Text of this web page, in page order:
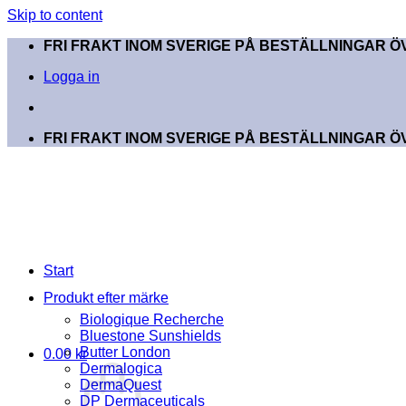
Skip to content
FRI FRAKT INOM SVERIGE PÅ BESTÄLLNINGAR
Logga in
FRI FRAKT INOM SVERIGE PÅ BESTÄLLNINGAR
0.00 kr
Start
Produkt efter märke
Biologique Recherche
Bluestone Sunshields
Butter London
Dermalogica
DermaQuest
DP Dermaceuticals